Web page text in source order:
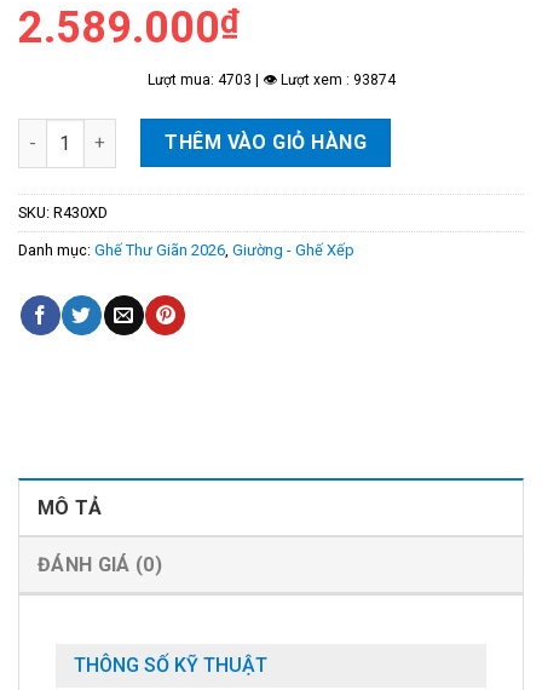
2.589.000₫
Lượt mua: 4703 | 👁 Lượt xem : 93874
Ghế Xoay Da Mèo Thư Giãn (NKT - R430XD) số lượng
THÊM VÀO GIỎ HÀNG
SKU: R430XD
Danh mục: Ghế Thư Giãn 2026 Giường - Ghế Xếp
MÔ TẢ
ĐÁNH GIÁ (0)
THÔNG SỐ KỸ THUẬT